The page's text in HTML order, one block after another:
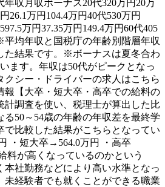
年収月収ボーナス20代320万円20万
26.1万円104.4万円40代530万円
万円37.35万円149.4万円60代405
平均年収と国税庁の年齢別階層年収
た結果です。※ボーナスは夏冬合わ
ます。年収は50代がピークとなっ
シー・ドライバーの求人はこちら
報【大卒・短大卒・高卒での給料の
調査を使い、税理士が算出した比
50～54歳の年齢の年収差を最終学
で比較した結果がこちらとなってい
・短大卒→564.0万円 ・高卒
料が高くなっているのかという
本社勤務などにより高い水準となっ
未経験者でも就くことができる職業